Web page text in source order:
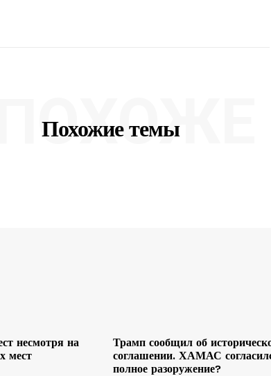
Похожие темы
несмотря на
мест
Трамп сообщил об
соглашении. ХАМАС
полное разоружение?